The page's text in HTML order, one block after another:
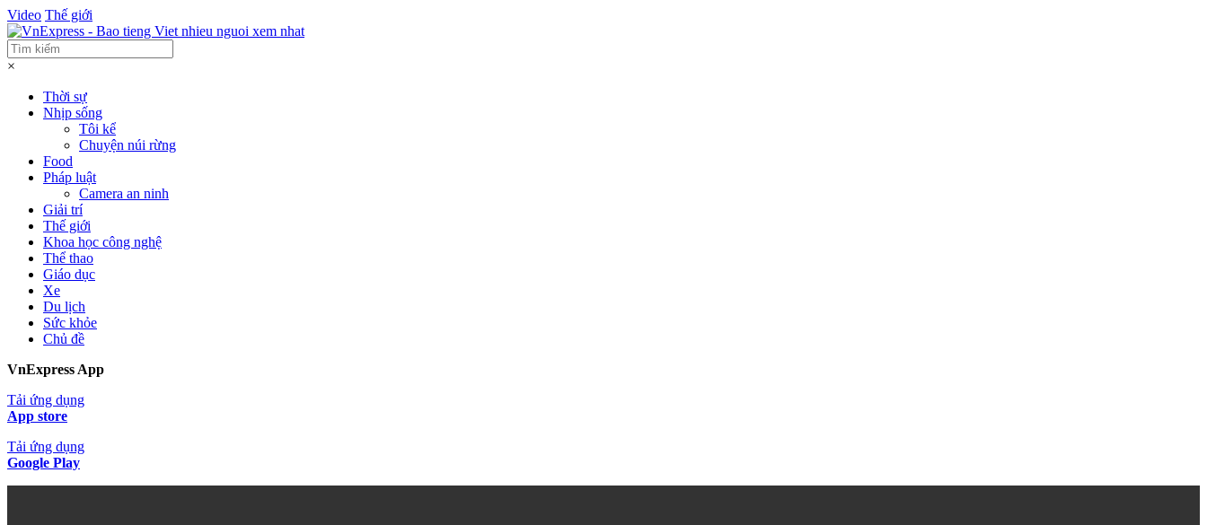
Video Thế giới
×
Thời sự
Nhịp sống
Tôi kể
Chuyện núi rừng
Food
Pháp luật
Camera an ninh
Giải trí
Thế giới
Khoa học công nghệ
Thể thao
Giáo dục
Xe
Du lịch
Sức khỏe
Chủ đề
VnExpress App
Tải ứng dụng
App store
Tải ứng dụng
Google Play